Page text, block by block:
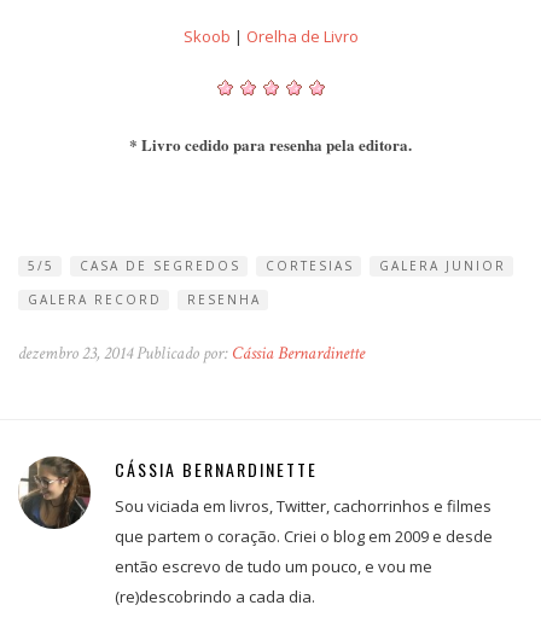
Skoob | Orelha de Livro
* Livro cedido para resenha pela editora.
5/5 CASA DE SEGREDOS CORTESIAS
GALERA JUNIOR
GALERA RECORD
RESENHA
dezembro 23, 2014 Publicado por: Cássia Bernardinette
CÁSSIA BERNARDINETTE
Sou viciada em livros, Twitter, cachorrinhos e filmes
que partem o coração. Criei o blog em 2009 e desde
então escrevo de tudo um pouco, e vou me
(re)descobrindo a cada dia.